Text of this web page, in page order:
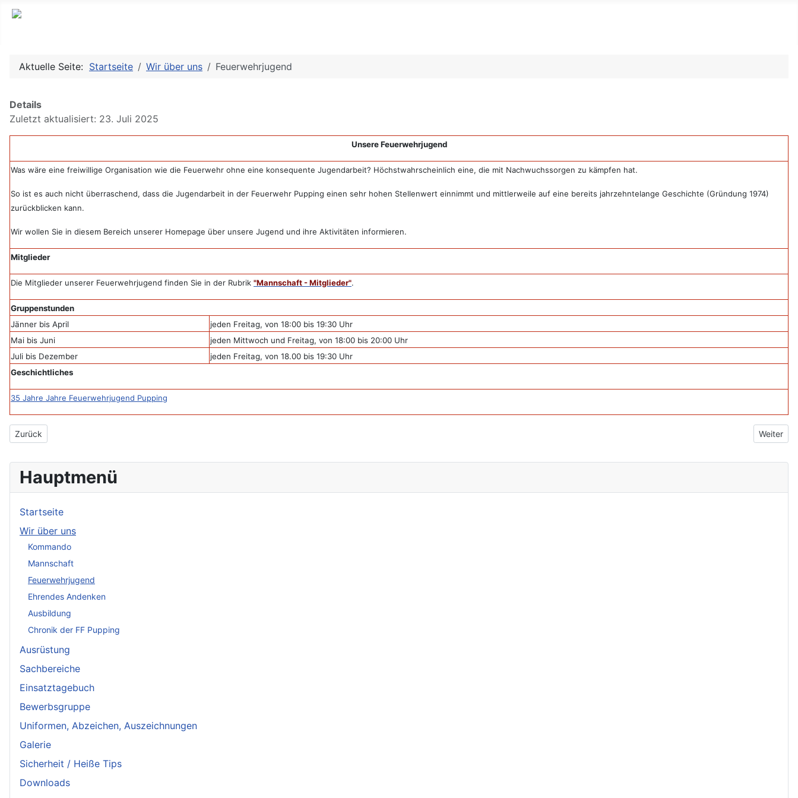
Hauptmenü
Startseite
Wir über uns
Kommando
Mannschaft
Feuerwehrjugend
Ehrendes Andenken
Ausbildung
Chronik der FF Pupping
Ausrüstung
Sachbereiche
Einsatztagebuch
Bewerbsgruppe
Uniformen, Abzeichen, Auszeichnungen
Galerie
Sicherheit / Heiße Tips
Downloads
Aktuelle Seite: Startseite Wir über uns Feuerwehrjugend
Details
Zuletzt aktualisiert: 23. Juli 2025
Unsere Feuerwehrjugend
Was wäre eine freiwillige Organisation wie die Feuerwehr ohne eine konsequente Jugendarbeit? Höchstwahrscheinlich eine, die mit Nachwuchssorgen zu kämpfen hat.
So ist es auch nicht überraschend, dass die Jugendarbeit in der Feuerwehr Pupping einen sehr hohen Stellenwert einnimmt und mittlerweile auf eine bereits jahrzehntelange Geschichte (Gründung 1974)
zurückblicken kann.
Wir wollen Sie in diesem Bereich unserer Homepage über unsere Jugend und ihre Aktivitäten informieren.
Mitglieder
Die Mitglieder unserer Feuerwehrjugend finden Sie in der Rubrik "Mannschaft - Mitglieder".
Gruppenstunden
Jänner bis April
jeden Freitag, von 18:00 bis 19:30 Uhr
Mai bis Juni
jeden Mittwoch und Freitag, von 18:00 bis 20:00 Uhr
Juli bis Dezember
jeden Freitag, von 18.00 bis 19:30 Uhr
Geschichtliches
35 Jahre Jahre Feuerwehrjugend Pupping
Vorheriger Beitrag: 20111029 WTA
Zurück Nächster
Weiter